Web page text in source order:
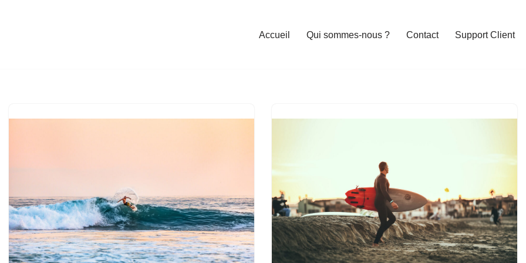
Accueil Qui sommes-nous ? Contact Support Client